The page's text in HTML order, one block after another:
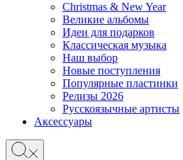
Christmas & New Year
Великие альбомы
Идеи для подарков
Классическая музыка
Наш выбор
Новые поступления
Популярные пластинки
Релизы 2026
Русскоязычные артисты
Аксессуары